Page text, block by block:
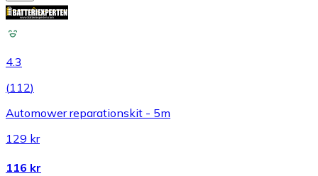
4.3
(112)
Automower reparationskit - 5m
129 kr
116 kr